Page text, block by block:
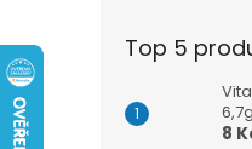
Top 5
6,7g
8